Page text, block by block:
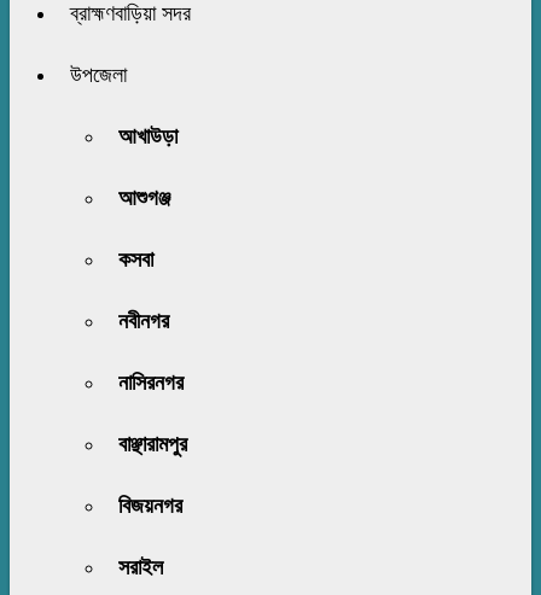
ব্রাহ্মণবাড়িয়া সদর
উপজেলা
আখাউড়া
আশুগঞ্জ
কসবা
নবীনগর
নাসিরনগর
বাঞ্ছারামপুর
বিজয়নগর
সরাইল